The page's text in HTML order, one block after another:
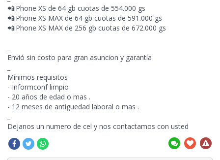
📲iPhone XS de 64 gb cuotas de 554.000 gs
📲iPhone XS MAX de 64 gb cuotas de 591.000 gs
📲iPhone XS MAX de 256 gb cuotas de 672.000 gs
Envió sin costo para gran asuncion y garantía
Mínimos requisitos
- Informconf limpio
- 20 años de edad o mas .
- 12 meses de antiguedad laboral o mas .
Dejanos un numero de cel y nos contactamos con usted